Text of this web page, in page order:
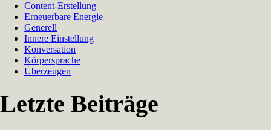
Content-Erstellung
Erneuerbare Energie
Generell
Innere Einstellung
Konversation
Körpersprache
Überzeugen
Letzte Beiträge